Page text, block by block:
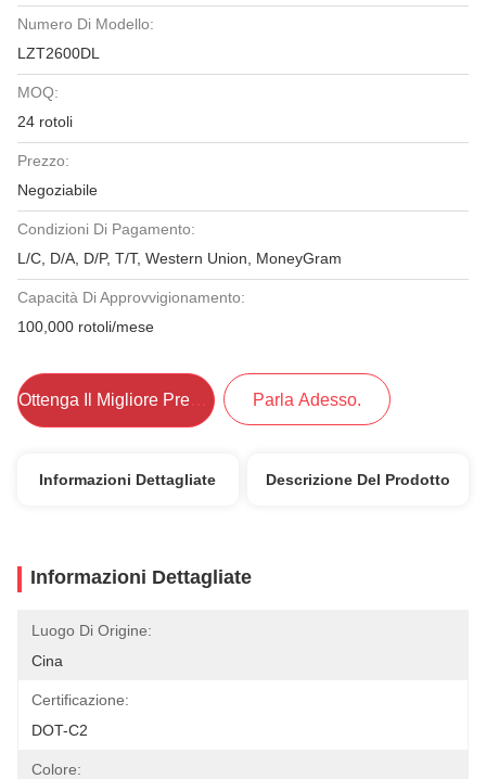
Numero Di Modello:
LZT2600DL
MOQ:
24 rotoli
Prezzo:
Negoziabile
Condizioni Di Pagamento:
L/C, D/A, D/P, T/T, Western Union, MoneyGram
Capacità Di Approvvigionamento:
100,000 rotoli/mese
Ottenga Il Migliore Prezzo Parla Adesso.
Informazioni Dettagliate Descrizione Del Prodotto
Informazioni Dettagliate
Luogo Di Origine:
Cina
Certificazione:
DOT-C2
Colore: